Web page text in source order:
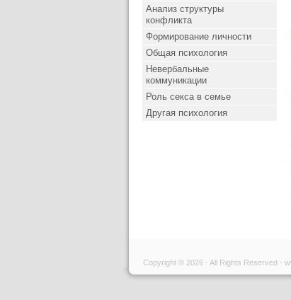
Анализ структуры
конфликта
Формирование личности
Общая психология
Невербальные
коммуникации
Роль секса в семье
Другая психология
Copyright © 2026 - All Rights Reserved -